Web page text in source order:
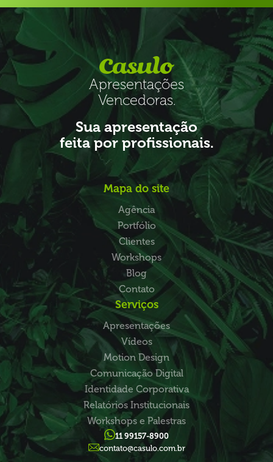
Apresentações
Vencedoras.
Sua apresentação
feita por profissionais.
Mapa do site
Agência
Portfólio
Clientes
Workshops
Blog
Contato
Serviços
Apresentações
Vídeos
Motion Design
Comunicação Digital
Identidade Corporativa
Relatórios Institucionais
Workshops e Palestras
11 99157-8900
contato@casulo.com.br